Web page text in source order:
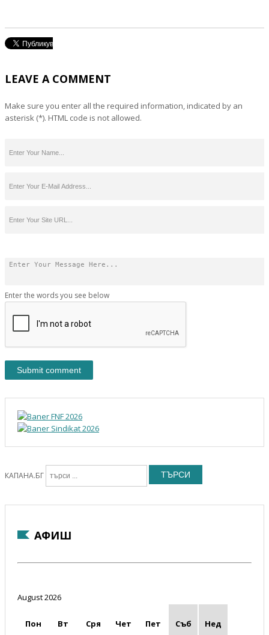
LEAVE A COMMENT
Make sure you enter all the required information, indicated by an
asterisk (*). HTML code is not allowed.
Enter the words you see below
КАПАНА.БГ ТЪРСИ
АФИШ
August 2026
Пон Вт Сря Чет Пет Съб
Нед